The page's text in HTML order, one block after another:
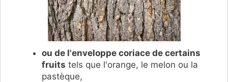
ou de l'enveloppe coriace de certains
fruits tels que l'orange, le melon ou la
pastèque,